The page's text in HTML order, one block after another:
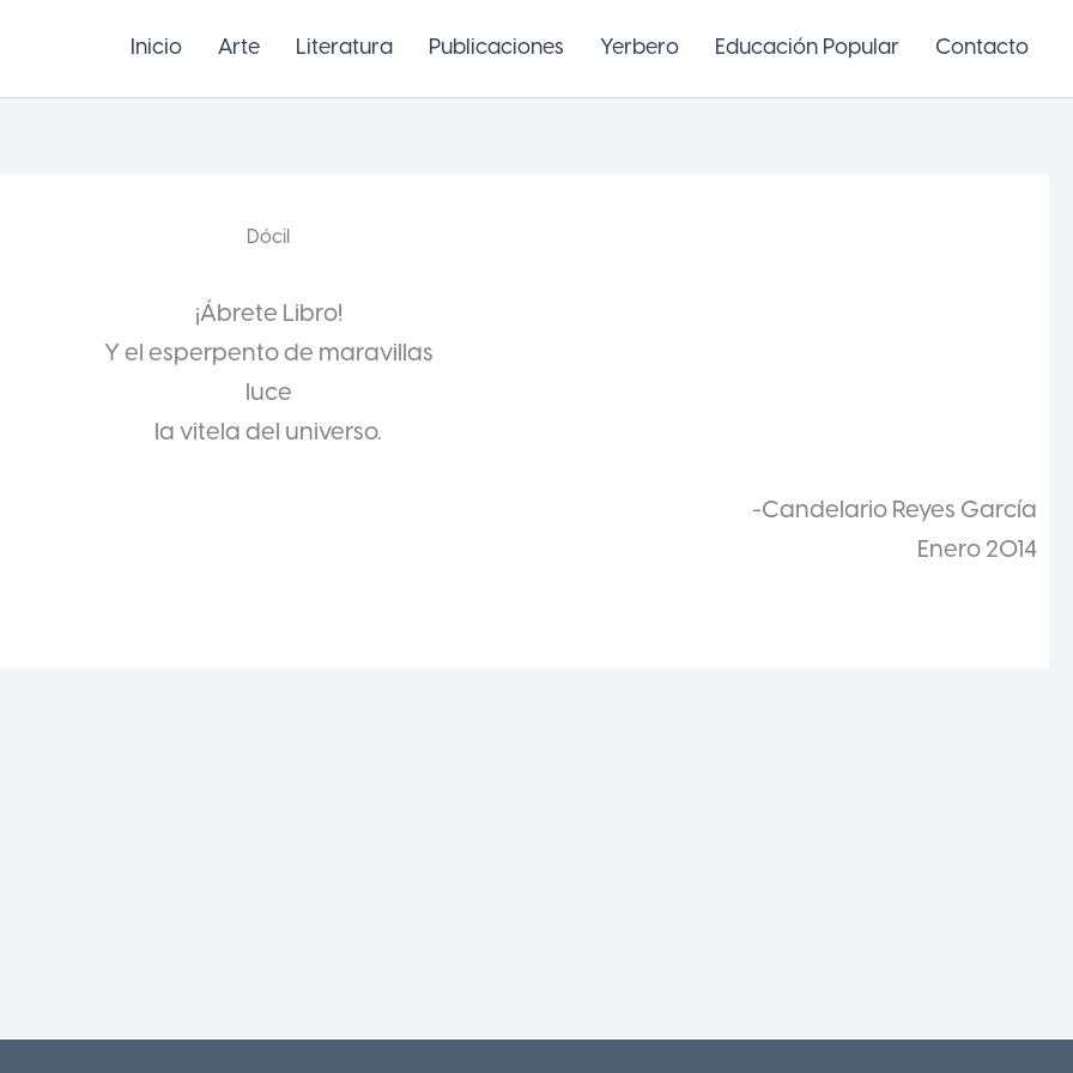
Inicio Arte Literatura Publicaciones Yerbero Educación Popular Contacto
Dócil
¡Ábrete Libro!
Y el esperpento de maravillas
luce
la vitela del universo.
-Candelario Reyes García
Enero 2014